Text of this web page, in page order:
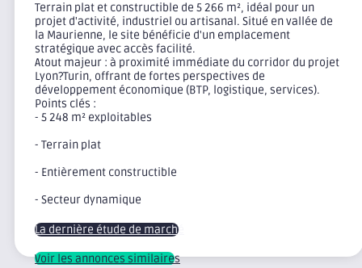
Terrain plat et constructible de 5 266 m², idéal pour un
projet d'activité, industriel ou artisanal. Situé en vallée de
la Maurienne, le site bénéficie d'un emplacement
stratégique avec accès facilité.
Atout majeur : à proximité immédiate du corridor du projet
Lyon?Turin, offrant de fortes perspectives de
développement économique (BTP, logistique, services).
Points clés :
- 5 248 m² exploitables
- Terrain plat
- Entièrement constructible
- Secteur dynamique
La dernière étude de marché
Voir les annonces similaires